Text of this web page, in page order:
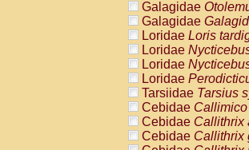
AtelidaeAteles
AtelidaeAteles
Atelidae Lagothrix
AtelidaeLagothrix
Pitheciidae
Pitheciidae
Pitheciidae
Pitheciidae
Pitheciidae
Pitheciidae
Galagidae
Galagidae
Loridae Loris
Loridae
Loridae
Loridae
Tarsiidae Tarsius
Cebidae
Cebidae Callithrix
Cebidae Callithrix